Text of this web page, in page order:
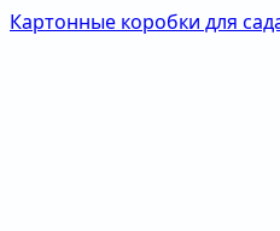
Картонные коробки для